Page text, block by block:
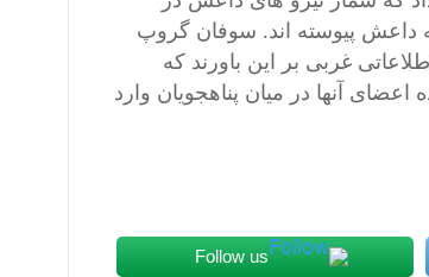
داعش پیوسته اند. سوفان گروپ
غربی بر این باورند که
آنها در میان پناهجویان وارد
Follow us